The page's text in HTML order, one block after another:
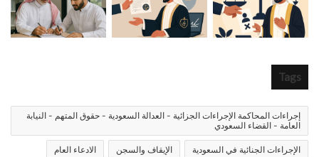
Tags
إجراءات المحاكمة الإجراءات الجزائية - العدالة السعودية - حقوق المتهم - النيابة
العامة - القضاء السعودي
الإجراءات الجنائية في السعودية الإيقاف والسجن الادعاء العام